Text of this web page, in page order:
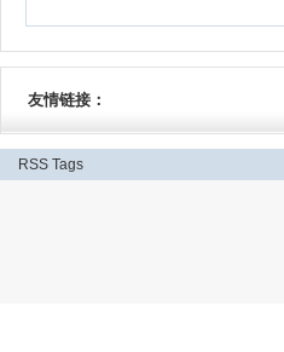
友情链接：
RSS Tags